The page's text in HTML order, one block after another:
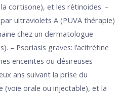
cortisone), et les rétinoides. –
ultraviolets A (PUVA thérapie)
chez un dermatologue
– Psoriasis graves: l’acitrétine
enceintes ou désireuses
ans suivant la prise du
orale ou injectable), et la